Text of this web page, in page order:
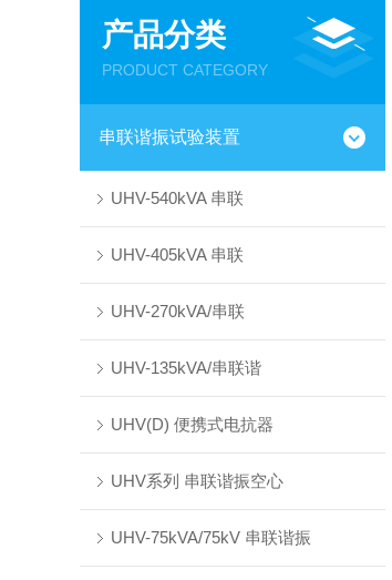
产品分类
PRODUCT CATEGORY
串联谐振试验装置
UHV-540kVA 串联
UHV-405kVA 串联
UHV-270kVA/串联
UHV-135kVA/串联谐
UHV(D) 便携式电抗器
UHV系列 串联谐振空心
UHV-75kVA/75kV 串联谐振